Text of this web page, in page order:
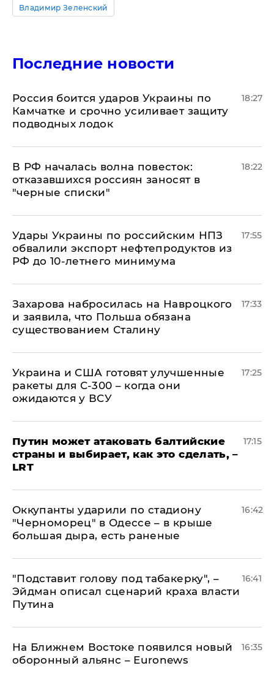
Владимир Зеленский
Последние новости
Россия боится ударов Украины по
Камчатке и срочно усиливает защиту
подводных лодок
18:27
​В РФ началась волна повесток:
отказавшихся россиян заносят в
"черные списки"
18:22
Удары Украины по российским НПЗ
обвалили экспорт нефтепродуктов из
РФ до 10-летнего минимума
17:55
​Захарова набросилась на Навроцкого
и заявила, что Польша обязана
существованием Сталину
17:33
Украина и США готовят улучшенные
ракеты для С-300 – когда они
ожидаются у ВСУ
17:25
Путин может атаковать балтийские
страны и выбирает, как это сделать, –
LRT
17:15
Оккупанты ударили по стадиону
"Черноморец" в Одессе – в крыше
большая дыра, есть раненые
16:42
​"Подставит голову под табакерку", –
Эйдман описал сценарий краха власти
Путина
16:41
На Ближнем Востоке появился новый
оборонный альянс – Euronews
16:35